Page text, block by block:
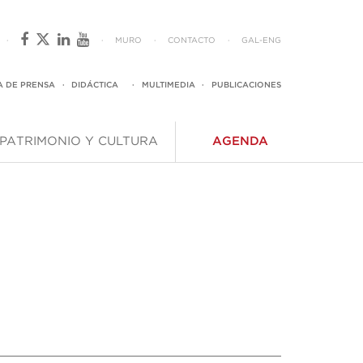
· · MURO · CONTACTO · GAL- ENG
DE PRENSA · DIDÁCTICA · MULTIMEDIA · PUBLICACIONES
PATRIMONIO Y CULTURA AGENDA